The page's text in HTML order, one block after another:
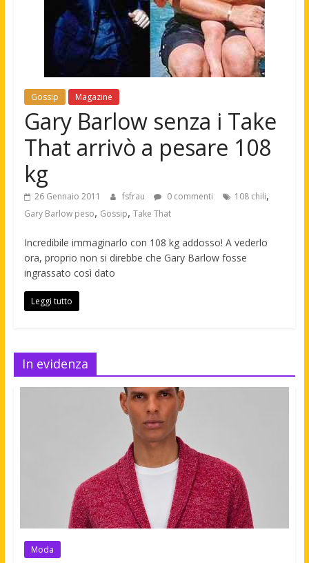
Gossip Magazine
Gary Barlow senza i Take
That arrivò a pesare 108
kg
26 Gennaio 2011 fsfrau 0 commenti 108 chili,
Gary Barlow peso, Gossip, Take That
Incredibile immaginarlo con 108 kg addosso! A vederlo
ora, proprio non si direbbe che Gary Barlow fosse
ingrassato così dato
Leggi tutto
In evidenza
Moda